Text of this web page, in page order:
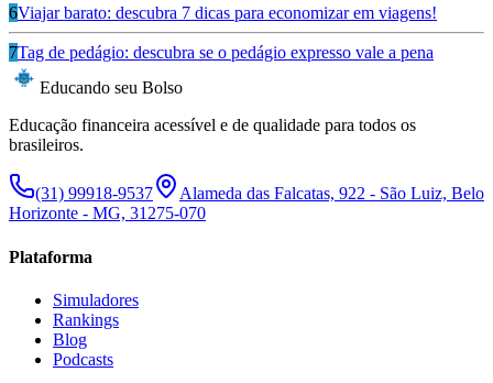
6Viajar barato: descubra 7 dicas para economizar em viagens!
7Tag de pedágio: descubra se o pedágio expresso vale a pena
Educando seu Bolso
Educação financeira acessível e de qualidade para todos os
brasileiros.
(31) 99918-9537
Alameda das Falcatas, 922 - São Luiz, Belo
Horizonte - MG, 31275-070
Plataforma
Simuladores
Rankings
Blog
Podcasts